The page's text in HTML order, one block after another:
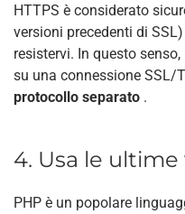
HTTPS è considerato
versioni precedenti di
resistervi. In questo
su una connessione SSL/
protocollo separato .
4. Usa le
PHP è un popolare